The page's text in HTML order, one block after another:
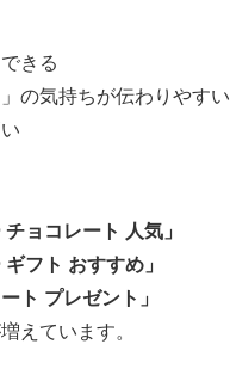
きる
の気持ちが伝わりやすい
チョコレート 人気」
ギフト おすすめ」
ト プレゼント」
えています。